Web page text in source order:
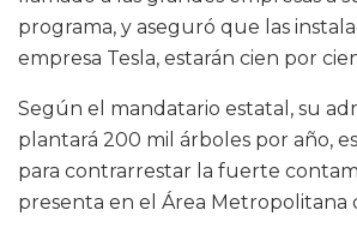
programa, y aseguró que las
empresa Tesla, estarán cien por
Según el mandatario estatal, su
plantará 200 mil árboles por año,
para contrarrestar la fuerte
presenta en el Área Metropolitana